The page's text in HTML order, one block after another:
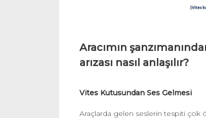
Aracımın
arızası nasıl anlaşılır?
Vites Kutusundan Ses Gelmesi
Araçlarda gelen seslerin tespiti çok